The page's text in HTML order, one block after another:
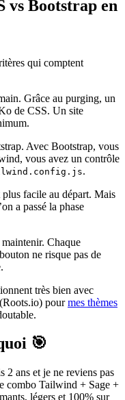
vs Bootstrap en
qui comptent
Grâce au purging, un
de CSS. Un site
Avec Bootstrap, vous
vous avez un contrôle
.
plus facile au départ. Mais
a passé la phase
Chaque
ne risque pas de
très bien avec
pourmes thèmes
🎯
2 ans et je ne reviens pas
combo Tailwind + Sage +
légers et 100% sur